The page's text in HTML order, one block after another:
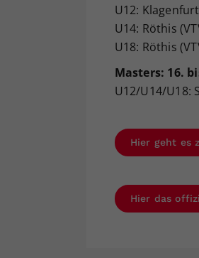
U12:
U14: Röthis
U18: Röthis
Masters: 16.
U12/U14/U18:
Hier geht es
Hier das